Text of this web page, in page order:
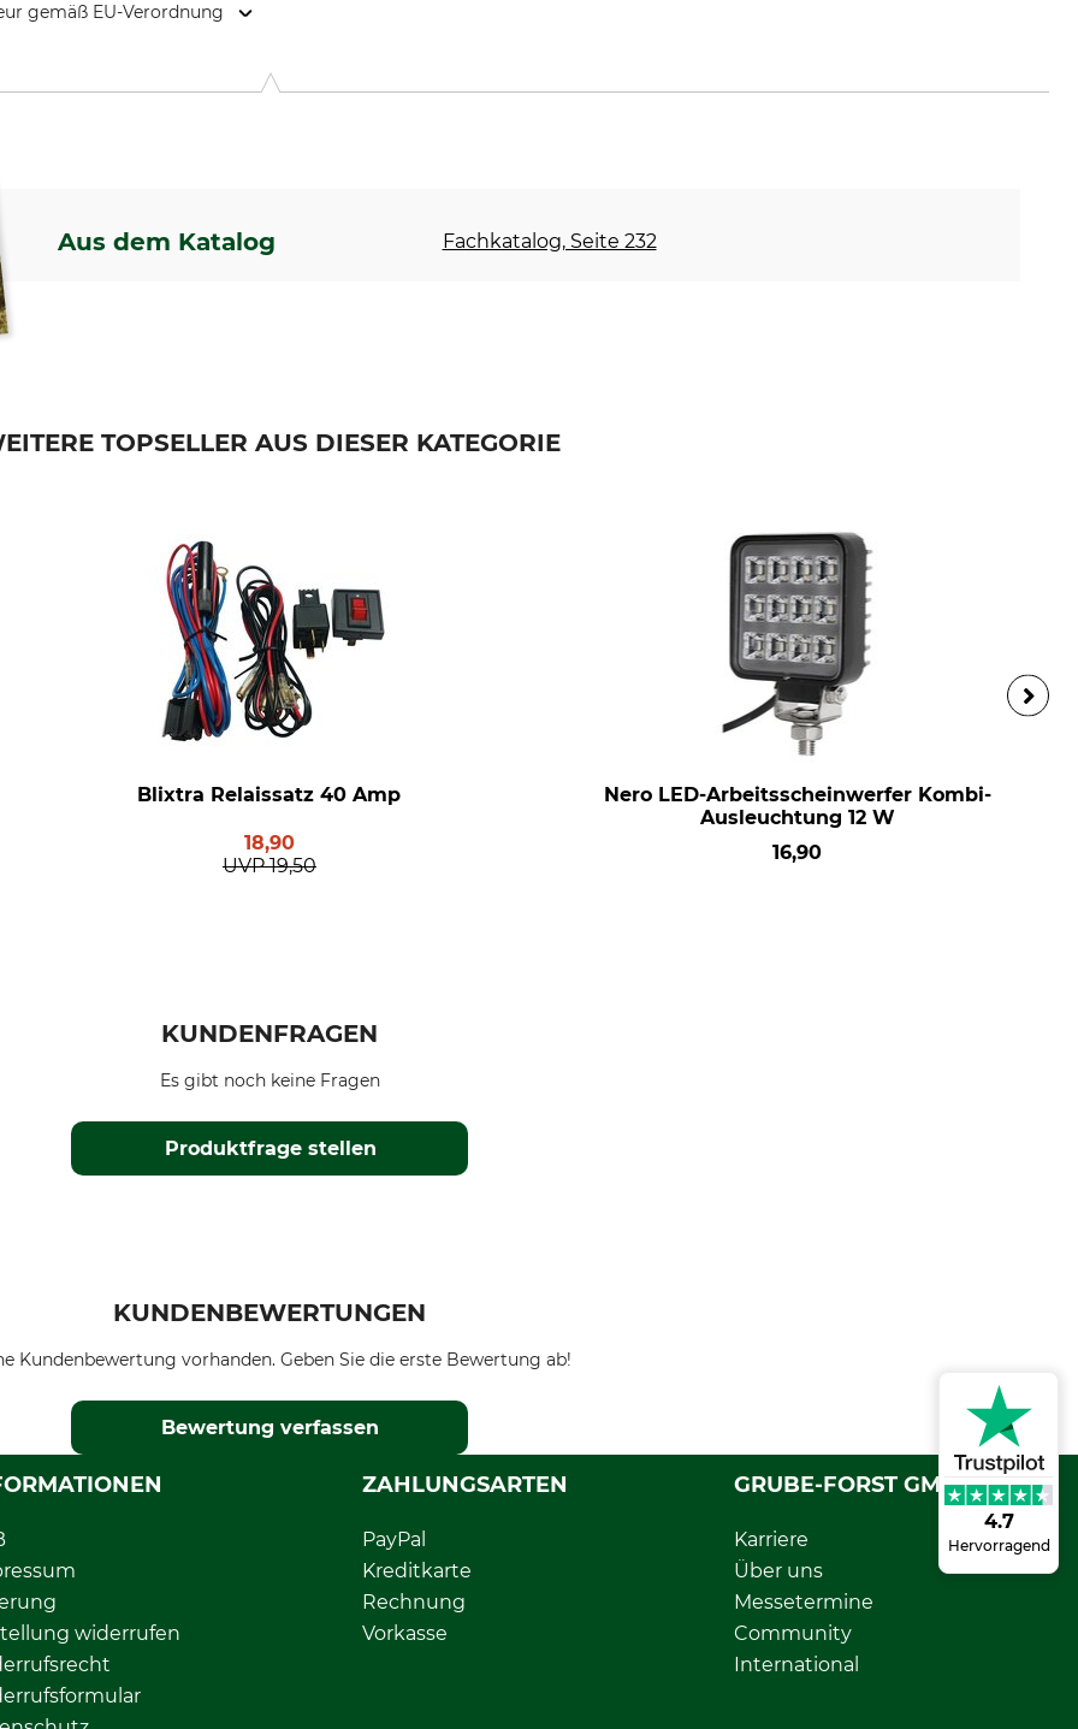
4.7
Hervorragend
gemäß EU-Verordnung
Aus dem Katalog Fachkatalog, Seite 232
TOPSELLER AUS DIESER KATEGORIE
Blixtra Relaissatz 40 Amp
18,90
UVP 19,50
Nero LED-Arbeitsscheinwerfer Kombi-
Ausleuchtung 12 W
16,90
KUNDENFRAGEN
Produktfrage stellen
Es gibt noch keine Fragen
KUNDENBEWERTUNGEN
Kundenbewertung vorhanden. Geben Sie die erste Bewertung ab!
Bewertung verfassen
widerrufen
ZAHLUNGSARTEN
PayPal
Kreditkarte
Rechnung
Vorkasse
GRUBE-FORST GMBH
Karriere
Über uns
Messetermine
Community
International